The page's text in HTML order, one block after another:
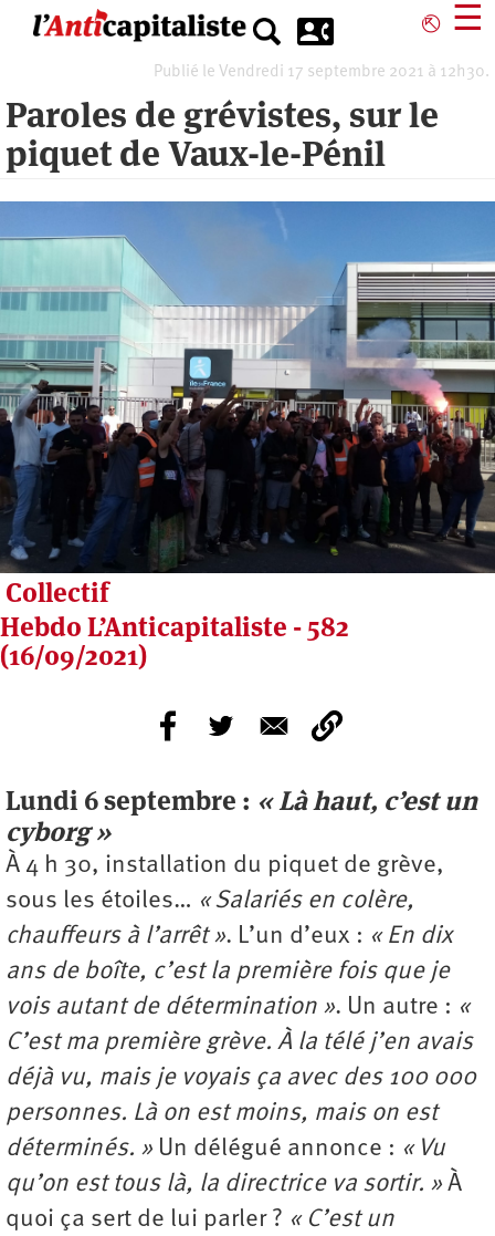
⎋ ☰
Publié le Vendredi 17 septembre 2021 à 12h30.
Paroles de grévistes, sur le
piquet de Vaux-le-Pénil
Collectif
Hebdo L’Anticapitaliste - 582
(16/09/2021)
Lundi 6 septembre : « Là haut, c’est un
cyborg »
À 4 h 30, installation du piquet de grève,
sous les étoiles… « Salariés en colère,
chauffeurs à l’arrêt ». L’un d’eux : « En dix
ans de boîte, c’est la première fois que je
vois autant de détermination ». Un autre : «
C’est ma première grève. À la télé j’en avais
déjà vu, mais je voyais ça avec des 100 000
personnes. Là on est moins, mais on est
déterminés. » Un délégué annonce : « Vu
qu’on est tous là, la directrice va sortir. » À
quoi ça sert de lui parler ? « C’est un